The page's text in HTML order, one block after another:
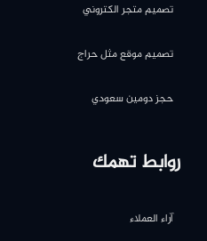
تصميم متجر الكتروني
تصميم موقع مثل حراج
حجز دومين سعودي
روابط تهمك
آراء العملاء